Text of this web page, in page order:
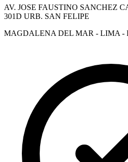
AV. JOSE FAUSTINO SANCHEZ
301D URB. SAN FELIPE
MAGDALENA DEL MAR - LIMA -